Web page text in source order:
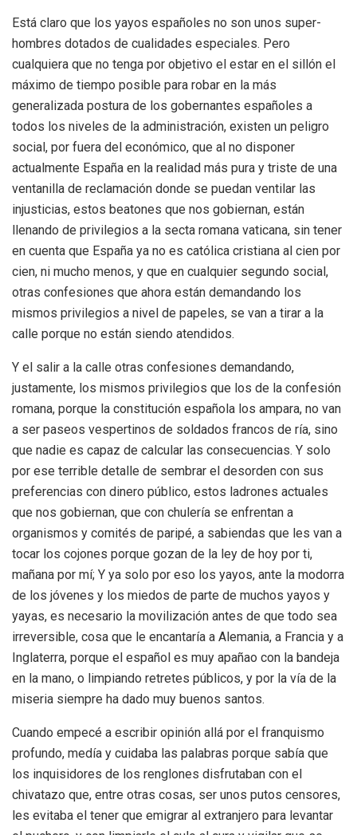
Está claro que los yayos españoles no son unos super-
hombres dotados de cualidades especiales. Pero
cualquiera que no tenga por objetivo el estar en el sillón el
máximo de tiempo posible para robar en la más
generalizada postura de los gobernantes españoles a
todos los niveles de la administración, existen un peligro
social, por fuera del económico, que al no disponer
actualmente España en la realidad más pura y triste de una
ventanilla de reclamación donde se puedan ventilar las
injusticias, estos beatones que nos gobiernan, están
llenando de privilegios a la secta romana vaticana, sin tener
en cuenta que España ya no es católica cristiana al cien por
cien, ni mucho menos, y que en cualquier segundo social,
otras confesiones que ahora están demandando los
mismos privilegios a nivel de papeles, se van a tirar a la
calle porque no están siendo atendidos.
Y el salir a la calle otras confesiones demandando,
justamente, los mismos privilegios que los de la confesión
romana, porque la constitución española los ampara, no van
a ser paseos vespertinos de soldados francos de ría, sino
que nadie es capaz de calcular las consecuencias. Y solo
por ese terrible detalle de sembrar el desorden con sus
preferencias con dinero público, estos ladrones actuales
que nos gobiernan, que con chulería se enfrentan a
organismos y comités de paripé, a sabiendas que les van a
tocar los cojones porque gozan de la ley de hoy por ti,
mañana por mí; Y ya solo por eso los yayos, ante la modorra
de los jóvenes y los miedos de parte de muchos yayos y
yayas, es necesario la movilización antes de que todo sea
irreversible, cosa que le encantaría a Alemania, a Francia y a
Inglaterra, porque el español es muy apañao con la bandeja
en la mano, o limpiando retretes públicos, y por la vía de la
miseria siempre ha dado muy buenos santos.
Cuando empecé a escribir opinión allá por el franquismo
profundo, medía y cuidaba las palabras porque sabía que
los inquisidores de los renglones disfrutaban con el
chivatazo que, entre otras cosas, ser unos putos censores,
les evitaba el tener que emigrar al extranjero para levantar